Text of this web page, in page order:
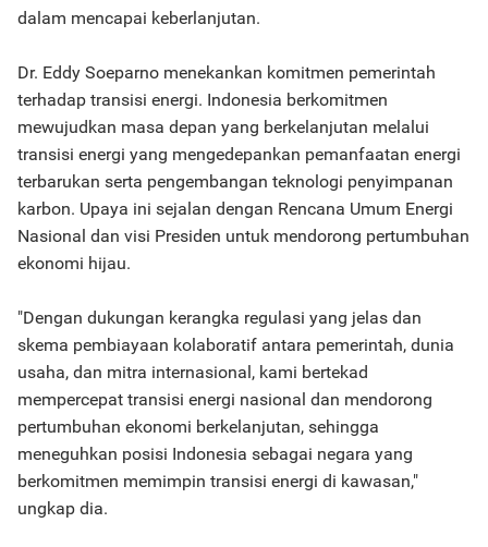
dalam mencapai keberlanjutan.
Dr. Eddy Soeparno menekankan komitmen pemerintah
terhadap transisi energi. Indonesia berkomitmen
mewujudkan masa depan yang berkelanjutan melalui
transisi energi yang mengedepankan pemanfaatan energi
terbarukan serta pengembangan teknologi penyimpanan
karbon. Upaya ini sejalan dengan Rencana Umum Energi
Nasional dan visi Presiden untuk mendorong pertumbuhan
ekonomi hijau.
"Dengan dukungan kerangka regulasi yang jelas dan
skema pembiayaan kolaboratif antara pemerintah, dunia
usaha, dan mitra internasional, kami bertekad
mempercepat transisi energi nasional dan mendorong
pertumbuhan ekonomi berkelanjutan, sehingga
meneguhkan posisi Indonesia sebagai negara yang
berkomitmen memimpin transisi energi di kawasan,"
ungkap dia.